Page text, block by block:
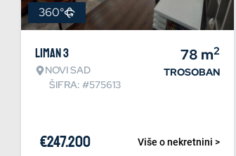
360°
Liman 3
NOVI SAD
ŠIFRA: #575613
78 m2
TROSOBAN
Više o nekretnini >
€247.200